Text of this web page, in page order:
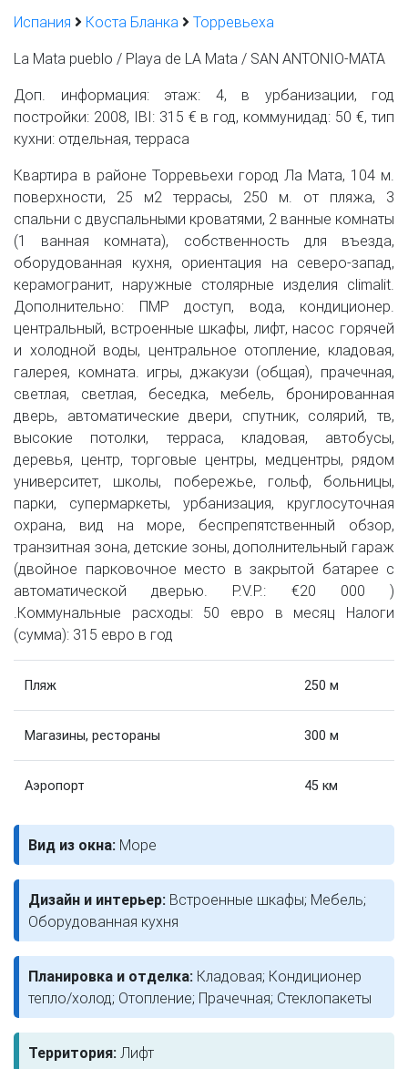
Испания Коста Бланка
Торревьеха
La Mata pueblo / Playa de LA Mata / SAN ANTONIO-MATA
Доп. информация: этаж: 4, в урбанизации, год
постройки: 2008, IBI: 315 € в год, коммунидад: 50 €, тип
кухни: отдельная, терраса
Квартира в районе Торревьехи город Ла Мата, 104 м.
поверхности, 25 м2 террасы, 250 м. от пляжа, 3
спальни с двуспальными кроватями, 2 ванные комнаты
(1 ванная комната), собственность для въезда,
оборудованная кухня, ориентация на северо-запад,
керамогранит, наружные столярные изделия climalit.
Дополнительно: ПМР доступ, вода, кондиционер.
центральный, встроенные шкафы, лифт, насос горячей
и холодной воды, центральное отопление, кладовая,
галерея, комната. игры, джакузи (общая), прачечная,
светлая, светлая, беседка, мебель, бронированная
дверь, автоматические двери, спутник, солярий, тв,
высокие потолки, терраса, кладовая, автобусы,
деревья, центр, торговые центры, медцентры, рядом
университет, школы, побережье, гольф, больницы,
парки, супермаркеты, урбанизация, круглосуточная
охрана, вид на море, беспрепятственный обзор,
транзитная зона, детские зоны, дополнительный гараж
(двойное парковочное место в закрытой батарее с
автоматической дверью. P.V.P.: €20 000 )
.Коммунальные расходы: 50 евро в месяц Налоги
(сумма): 315 евро в год
Пляж 250 м
Магазины, рестораны 300 м
Аэропорт 45 км
Вид из окна: Море
Дизайн и интерьер: Встроенные шкафы; Мебель;
Оборудованная кухня
Планировка и отделка: Кладовая; Кондиционер
тепло/холод; Отопление; Прачечная; Стеклопакеты
Территория: Лифт